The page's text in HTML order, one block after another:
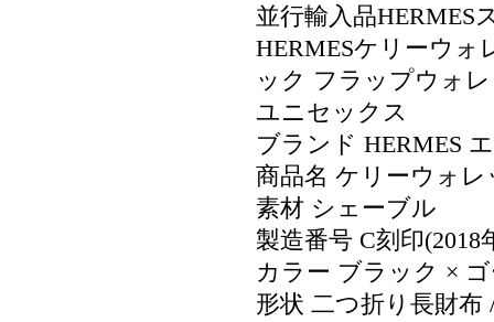
並行輸入品
HERMESケリーウ
ック フラップウォ
ユニセックス
ブランド HERMES
商品名 ケリーウォ
素材 シェーブル
製造番号 C刻印(2018
カラー ブラック ×
形状 二つ折り長財